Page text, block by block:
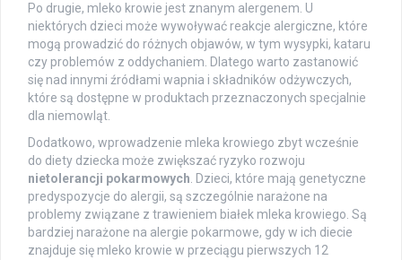
Po drugie, mleko krowie jest znanym alergenem. U
niektórych dzieci może wywoływać reakcje alergiczne, które
mogą prowadzić do różnych objawów, w tym wysypki, kataru
czy problemów z oddychaniem. Dlatego warto zastanowić
się nad innymi źródłami wapnia i składników odżywczych,
które są dostępne w produktach przeznaczonych specjalnie
dla niemowląt.
Dodatkowo, wprowadzenie mleka krowiego zbyt wcześnie
do diety dziecka może zwiększać ryzyko rozwoju
nietolerancji pokarmowych. Dzieci, które mają genetyczne
predyspozycje do alergii, są szczególnie narażone na
problemy związane z trawieniem białek mleka krowiego. Są
bardziej narażone na alergie pokarmowe, gdy w ich diecie
znajduje się mleko krowie w przeciągu pierwszych 12